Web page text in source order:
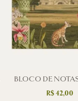
BLOCO DE
R$42,00